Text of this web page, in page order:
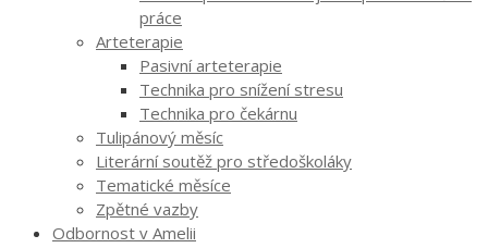
práce
Arteterapie
Pasivní arteterapie
Technika pro snížení stresu
Technika pro čekárnu
Tulipánový měsíc
Literární soutěž pro středoškoláky
Tematické měsíce
Zpětné vazby
Odbornost v Amelii